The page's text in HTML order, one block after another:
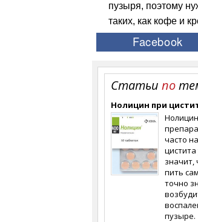
пузыря, поэтому
таких, как кофе и
Статьи по
Нолицин при
часто
значит,
пить
точно
пузыре.